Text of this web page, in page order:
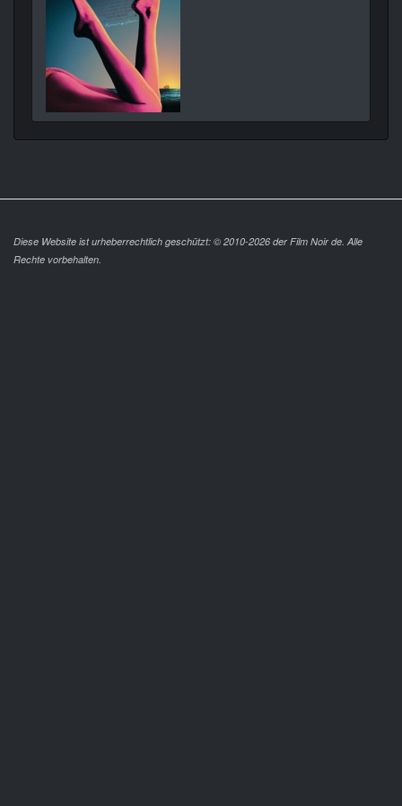
Diese Website ist urheberrechtlich geschützt: © 2010-2026 der Film Noir de. Alle
Rechte vorbehalten.